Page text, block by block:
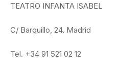
TEATRO INFANTA ISABEL
C/ Barquillo, 24. Madrid
Tel. +34 91 521 02 12